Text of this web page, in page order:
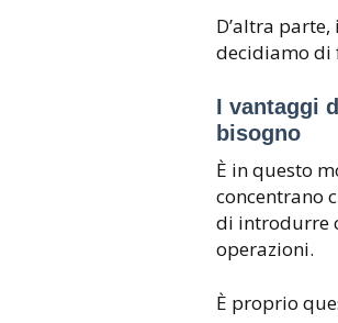
D’altra
decidiamo di
I vantaggi
bisogno
È in questo
concentrano
di introdurre
operazioni.
È proprio